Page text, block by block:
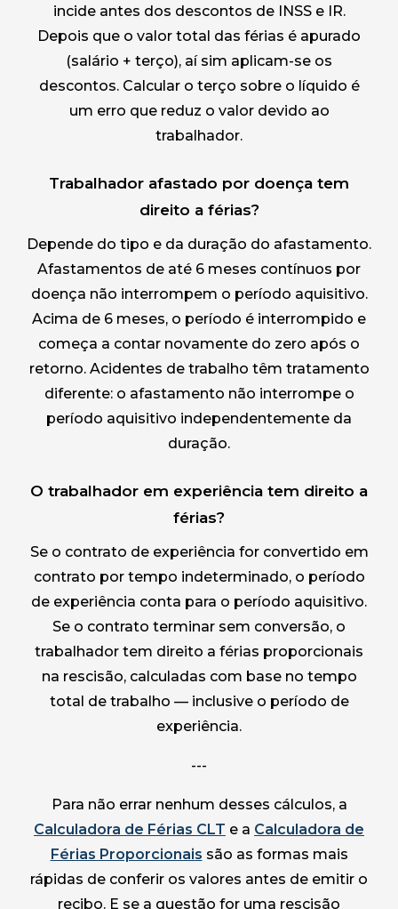
incide antes dos descontos de INSS e IR.
Depois que o valor total das férias é apurado
(salário + terço), aí sim aplicam-se os
descontos. Calcular o terço sobre o líquido é
um erro que reduz o valor devido ao
trabalhador.
Trabalhador afastado por doença tem
direito a férias?
Depende do tipo e da duração do afastamento.
Afastamentos de até 6 meses contínuos por
doença não interrompem o período aquisitivo.
Acima de 6 meses, o período é interrompido e
começa a contar novamente do zero após o
retorno. Acidentes de trabalho têm tratamento
diferente: o afastamento não interrompe o
período aquisitivo independentemente da
duração.
O trabalhador em experiência tem direito a
férias?
Se o contrato de experiência for convertido em
contrato por tempo indeterminado, o período
de experiência conta para o período aquisitivo.
Se o contrato terminar sem conversão, o
trabalhador tem direito a férias proporcionais
na rescisão, calculadas com base no tempo
total de trabalho — inclusive o período de
experiência.
---
Para não errar nenhum desses cálculos, a
Calculadora de Férias CLT e a Calculadora de
Férias Proporcionais são as formas mais
rápidas de conferir os valores antes de emitir o
recibo. E se a questão for uma rescisão